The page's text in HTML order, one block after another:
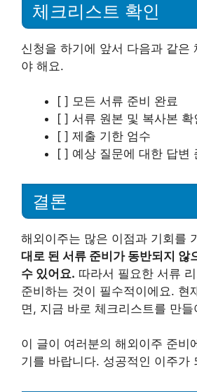
체크리스트 확인
신청을 하기에 앞서 다음과 같은
야 해요.
[ ] 모든 서류 준비 완료
[ ] 서류 원본 및 복사본 확
[ ] 제출 기한 엄수
[ ] 예상 질문에 대한 답변
결론
해외이주는 많은 이점과 기회를
대로 된 서류 준비가 동반되지 않
수 있어요. 따라서 필요한 서류
준비하는 것이 필수적이에요. 현
면, 지금 바로 체크리스트를 만들
이 글이 여러분의 해외이주 준비
기를 바랍니다. 성공적인 이주가